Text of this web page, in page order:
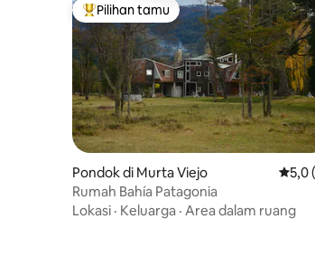
Pilihan tamu terpopuler
Pilihan tamu
Pondok di Murta Viejo Nilai
5,0
Rumah Bahía Patagonia
Lokasi · Keluarga · Area dalam ruang